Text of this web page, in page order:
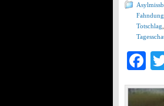
Totschlag